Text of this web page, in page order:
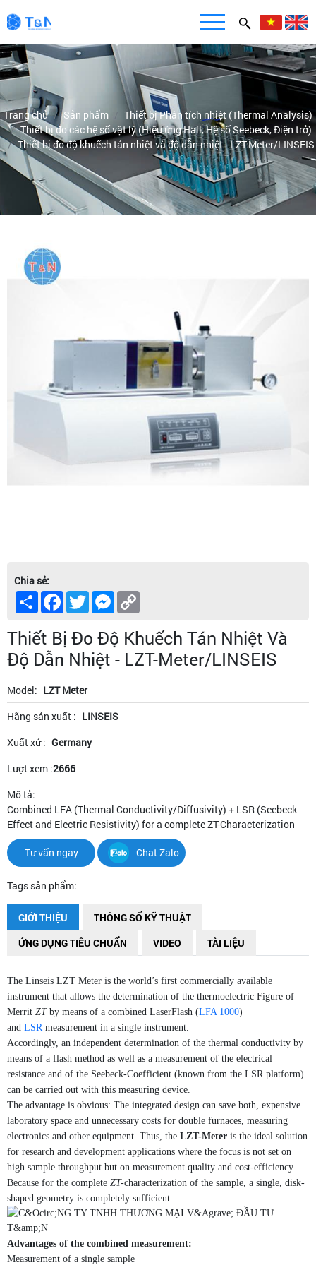
Trang chủ Sản phẩm
Thiết bị Phân tích nhiệt (Thermal Analysis)
Thiết bị đo các hệ số vật lý (Hiệu ứng Hall, Hệ số Seebeck, Điện trở)
Thiết bị đo độ khuếch tán nhiệt và độ dẫn nhiệt - LZT-Meter/LINSEIS
Chia sẻ:
Share Facebook
TwitterMessenger
Thiết Bị Đo Độ Khuếch Tán Nhiệt Và
Độ Dẫn Nhiệt - LZT-Meter/LINSEIS
Model: LZT Meter
Hãng sản xuất : LINSEIS
Xuất xứ : Germany
Lượt xem :2666
Mô tả:
Combined LFA (Thermal Conductivity/Diffusivity) + LSR (Seebeck
Effect and Electric Resistivity) for a complete ZT-Characterization
Tư vấn ngay Chat Zalo
Tags sản phẩm:
GIỚI THIỆU
THÔNG SỐ KỸ THUẬT
ỨNG DỤNG TIÊU CHUẨN
VIDEO TÀI LIỆU
The Linseis LZT Meter is the world’s first commercially available
instrument that allows the determination of the thermoelectric Figure of
Merrit ZTby means of a combined LaserFlash (LFA 1000)
and LSRmeasurement in a single instrument.
Accordingly, an independent determination of the thermal conductivity by
means of a flash method as well as a measurement of the electrical
resistance and of the Seebeck-Coefficient (known from the LSR platform)
can be carried out with this measuring device.
The advantage is obvious: The integrated design can save both, expensive
laboratory space and unnecessary costs for double furnaces, measuring
electronics and other equipment. Thus, the LZT-Meter is the ideal solution
for research and development applications where the focus is not set on
high sample throughput but on measurement quality and cost-efficiency.
Because for the complete ZT-characterization of the sample, a single, disk-
shaped geometry is completely sufficient.
Advantages of the combined measurement:
Measurement of a single sample